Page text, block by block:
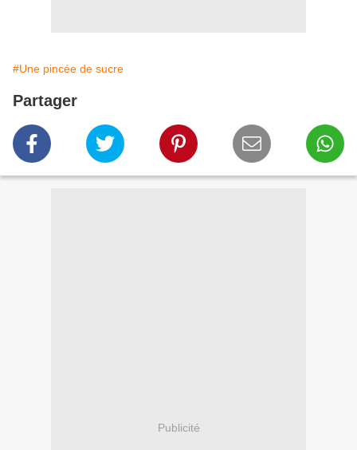
#Une pincée de sucre
Partager
Publicité